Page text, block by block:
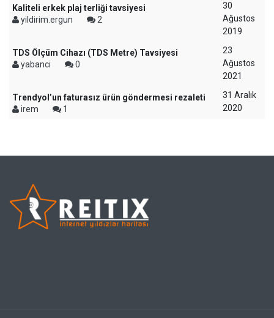
Kaliteli erkek plaj terliği tavsiyesi
yildirim.ergun
2
30
Ağustos
2019
TDS Ölçüm Cihazı (TDS Metre) Tavsiyesi
yabanci
0
23
Ağustos
2021
Trendyol’un faturasız ürün göndermesi rezaleti
irem
1
31 Aralık
2020